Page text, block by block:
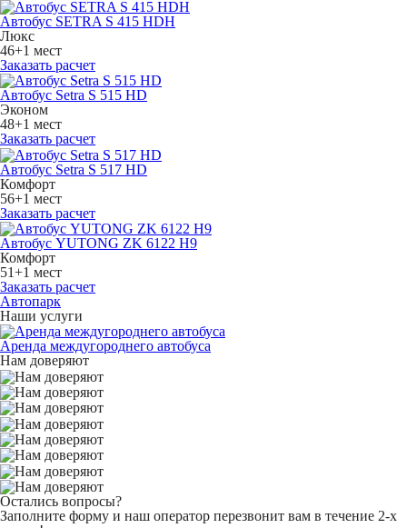
Автобус SETRA S 415 HDH
Люкс
46+1 мест
Заказать расчет
Автобус Setra S 515 HD
Эконом
48+1 мест
Заказать расчет
Автобус Setra S 517 HD
Комфорт
56+1 мест
Заказать расчет
Автобус YUTONG ZK 6122 H9
Комфорт
51+1 мест
Заказать расчет
Автопарк
Наши услуги
Аренда междугороднего автобуса
Нам доверяют
Остались вопросы?
Заполните форму и наш оператор перезвонит вам в течение 2-х